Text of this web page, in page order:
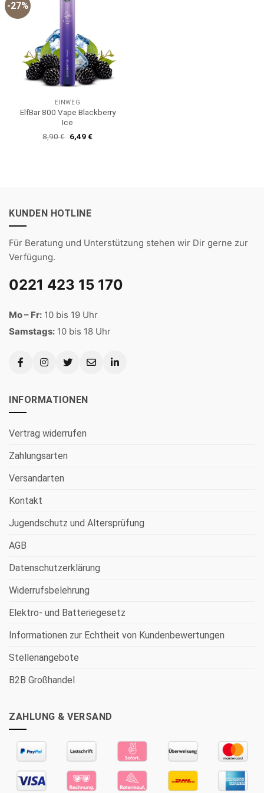
-27%
EINWEG
ElfBar 800 Vape Blackberry
Ice
8,90€ Ursprünglicher
Preis
6,49€Aktueller
KUNDEN HOTLINE
Für Beratung und Unterstützung stehen wir Dir gerne zur
Verfügung.
0221 423 15 170
Mo – Fr: 10 bis 19 Uhr
Samstags: 10 bis 18 Uhr
INFORMATIONEN
Vertrag widerrufen
Zahlungsarten
Versandarten
Kontakt
Jugendschutz und Altersprüfung
AGB
Datenschutzerklärung
Widerrufsbelehrung
Elektro- und Batteriegesetz
Informationen zur Echtheit von Kundenbewertungen
Stellenangebote
B2B Großhandel
ZAHLUNG & VERSAND